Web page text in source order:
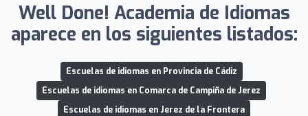
Well Done! Academia de Idiomas
aparece en los siguientes listados:
Escuelas de idiomas en Provincia de Cádiz
Escuelas de idiomas en Comarca de Campiña de Jerez
Escuelas de idiomas en Jerez de la Frontera